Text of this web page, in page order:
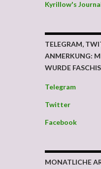
Kyrillow's
TELEGRAM,
ANMERKUNG:
WURDE
Telegram
Twitter
Facebook
MONATLICHE